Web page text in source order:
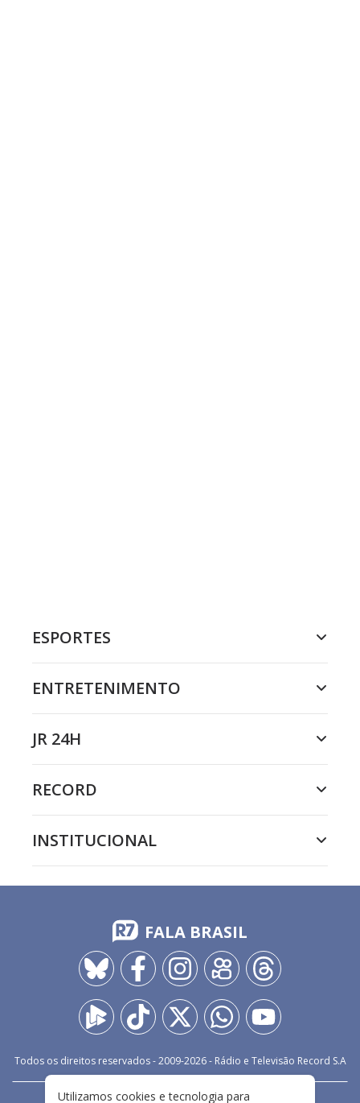
ESPORTES
ENTRETENIMENTO
JR 24H
RECORD
INSTITUCIONAL
FALA BRASIL
Todos os direitos reservados - 2009-2026- Rádio e Televisão Record S.A
Utilizamos cookies e tecnologia para